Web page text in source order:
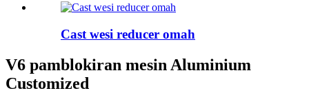
Cast wesi reducer omah
V6 pamblokiran mesin Aluminium
Customized